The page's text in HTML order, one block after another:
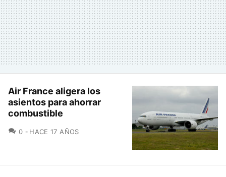
Air France aligera los
asientos para ahorrar
combustible
0 COMENTARIOS
HACE 17 AÑOS